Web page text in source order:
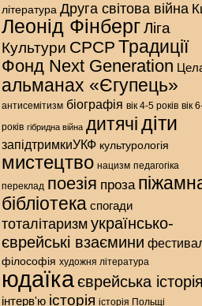
література Друга світова війна
Леонід ФінбергЛіга
Культури СРСР Традиції
Фонд Next Generation
альманах «Єгупець»
антисемітизм біографія вік 4-5 років вік
років гібридна війна дитячідіти
запідтримкиУКФ культурологія
мистецтво нацизм педагогіка
переклад поезія проза
бібліотека спогади
тоталітаризм українсько-
єврейські взаємини
філософія художня література
юдаїкаєврейська історія
інтерв'ю історія історія Польщі